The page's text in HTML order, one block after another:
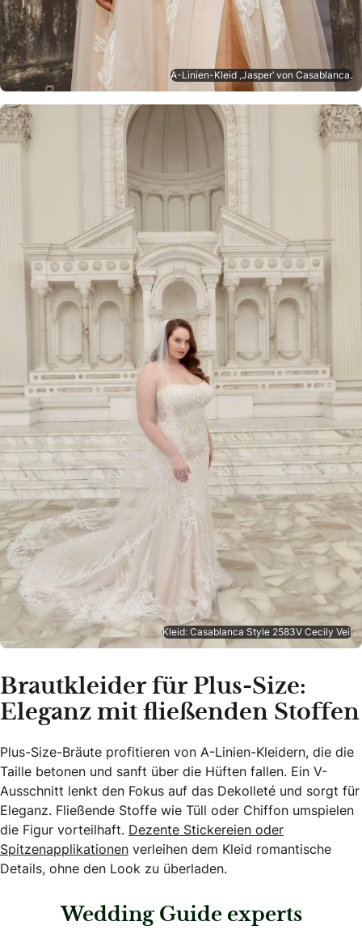
A-Linien-Kleid ‚Jasper’ von Casablanca.
Kleid: Casablanca Style 2583V Cecily Veil
Brautkleider für Plus-Size:
Eleganz mit fließenden Stoffen
Plus-Size-Bräute profitieren von A-Linien-Kleidern, die die
Taille betonen und sanft über die Hüften fallen. Ein V-
Ausschnitt lenkt den Fokus auf das Dekolleté und sorgt für
Eleganz. Fließende Stoffe wie Tüll oder Chiffon umspielen
die Figur vorteilhaft. Dezente Stickereien oder
Spitzenapplikationen verleihen dem Kleid romantische
Details, ohne den Look zu überladen.
Wedding Guide experts